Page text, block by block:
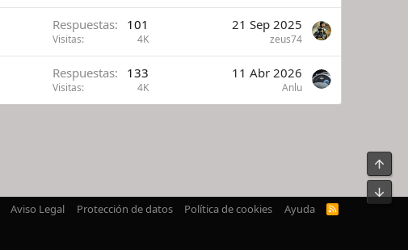
Respuestas 101
Visitas 4K
21 Sep 2025
zeus74
Respuestas 133
Visitas 4K
11 Abr 2026
Anlu
Aviso Legal Protección de datos Política de cookies Ayuda
R